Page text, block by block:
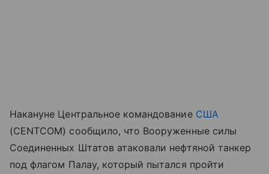
Накануне Центральное командование США
(CENTCOM) сообщило, что Вооруженные силы
Соединенных Штатов атаковали нефтяной танкер
под флагом Палау, который пытался пройти